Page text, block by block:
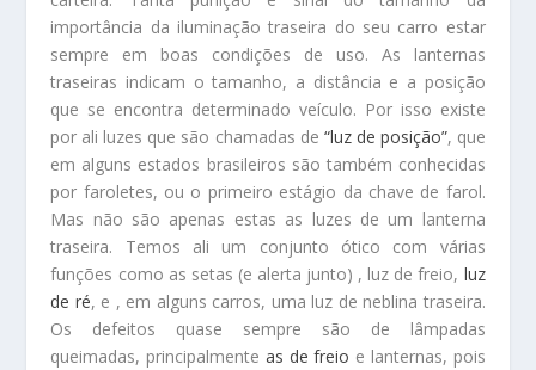
importância da iluminação traseira do seu carro estar
sempre em boas condições de uso. As lanternas
traseiras indicam o tamanho, a distância e a posição
que se encontra determinado veículo. Por isso existe
por ali luzes que são chamadas de “luz de posição”, que
em alguns estados brasileiros são também conhecidas
por faroletes, ou o primeiro estágio da chave de farol.
Mas não são apenas estas as luzes de um lanterna
traseira. Temos ali um conjunto ótico com várias
funções como as setas (e alerta junto) , luz de freio, luz
de ré, e , em alguns carros, uma luz de neblina traseira.
Os defeitos quase sempre são de lâmpadas
queimadas, principalmente as de freio e lanternas, pois